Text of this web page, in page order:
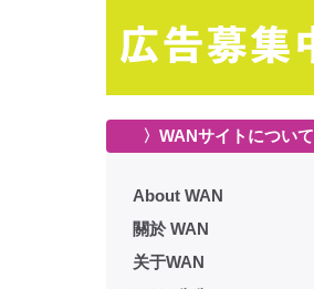
〉WANサイトについて
About WAN
關於 WAN
关于WAN